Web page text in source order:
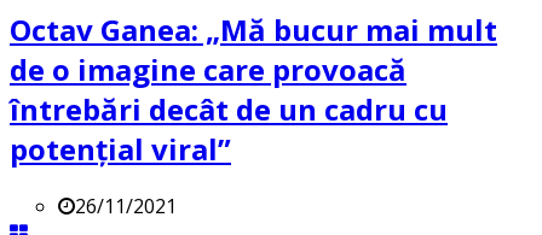
Octav Ganea: „Mă bucur mai mult
de o imagine care provoacă
întrebări decât de un cadru cu
potenţial viral”
26/11/2021